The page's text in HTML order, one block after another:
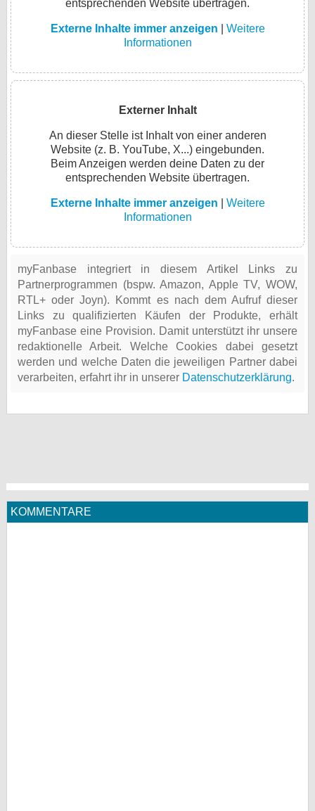
entsprechenden Website übertragen.
Externe Inhalte immer anzeigen
Weitere
Informationen
Externer Inhalt
An dieser Stelle ist Inhalt von einer anderen
Website (z. B. YouTube, X...) eingebunden.
Beim Anzeigen werden deine Daten zu der
entsprechenden Website übertragen.
Externe Inhalte immer anzeigen
Weitere
Informationen
myFanbase integriert in diesem Artikel Links zu
Partnerprogrammen (bspw. Amazon, Apple TV, WOW,
RTL+ oder Joyn). Kommt es nach dem Aufruf dieser
Links zu qualifizierten Käufen der Produkte, erhält
myFanbase eine Provision. Damit unterstützt ihr unsere
redaktionelle Arbeit. Welche Cookies dabei gesetzt
werden und welche Daten die jeweiligen Partner dabei
verarbeiten, erfahrt ihr in unserer Datenschutzerklärung.
KOMMENTARE